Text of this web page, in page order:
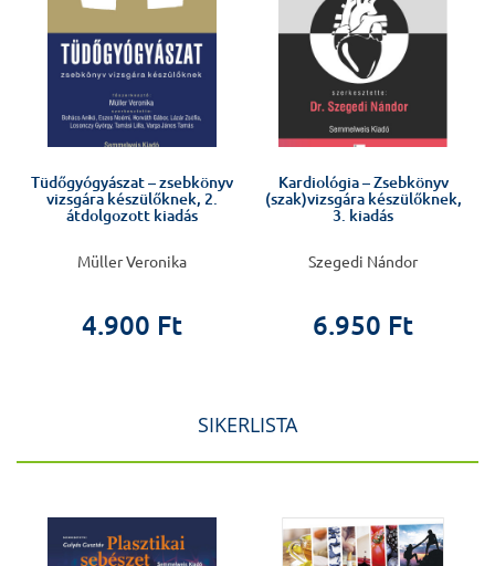
Tüdőgyógyászat – zsebkönyv
vizsgára készülőknek, 2.
átdolgozott kiadás
Müller Veronika
4.900 Ft
Kardiológia – Zsebkönyv
(szak)vizsgára készülőknek,
3. kiadás
Szegedi Nándor
6.950 Ft
SIKERLISTA